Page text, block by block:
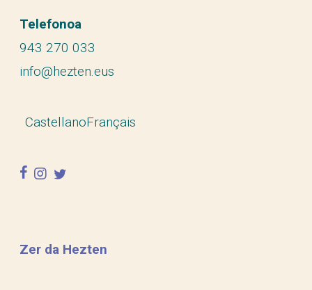
Telefonoa
943 270 033
info@hezten.eus
CastellanoFrançais
facebook
instagram
twitter
Zer da Hezten